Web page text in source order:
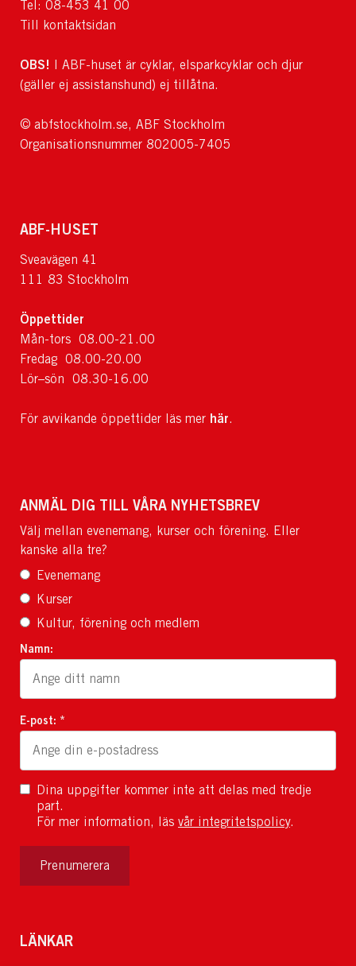
Tel: 08-453 41 00
Till kontaktsidan
OBS!
I ABF-huset är cyklar, elsparkcyklar och djur
(gäller ej assistanshund) ej tillåtna.
© abfstockholm.se, ABF Stockholm
Organisationsnummer 802005-7405
ABF-HUSET
Sveavägen 41
111 83 Stockholm
Öppettider
Mån-tors 08.00-21.00
Fredag 08.00-20.00
Lör–sön 08.30-16.00
För avvikande öppettider läs mer här.
ANMÄL DIG TILL VÅRA NYHETSBREV
Välj mellan evenemang, kurser och förening. Eller
kanske alla tre?
Evenemang
Kurser
Kultur, förening och medlem
Namn:
E-post: *
Dina uppgifter kommer inte att delas med tredje
part.
För mer information, läs vår integritetspolicy.
Prenumerera
LÄNKAR